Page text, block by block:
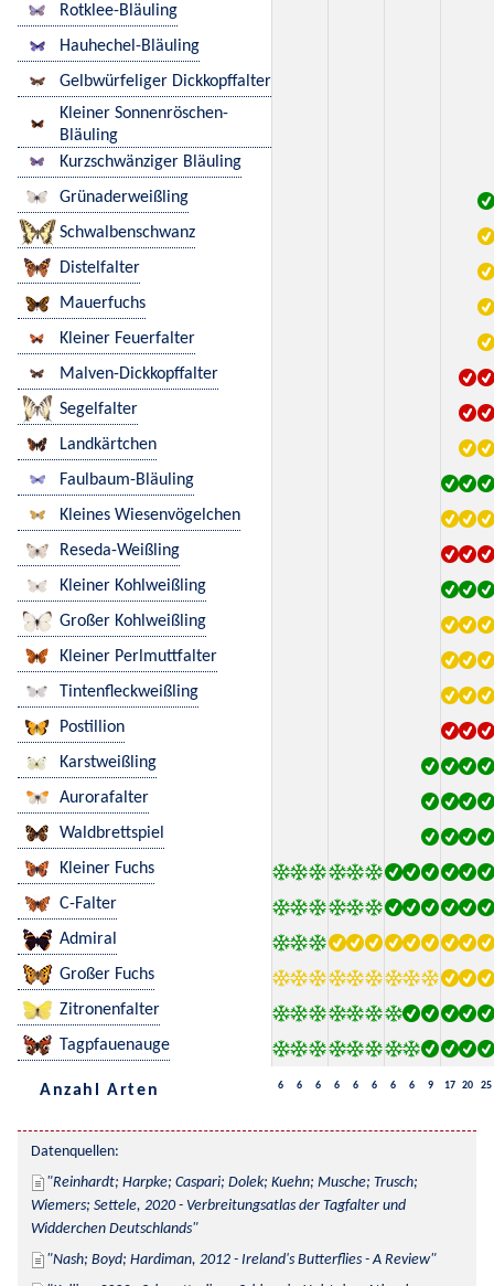
Rotklee-Bläuling
Hauhechel-Bläuling
Gelbwürfeliger Dickkopffalter
Kleiner Sonnenröschen-
Bläuling
Kurzschwänziger Bläuling
Grünaderweißling
Schwalbenschwanz
Distelfalter
Mauerfuchs
Kleiner Feuerfalter
Malven-Dickkopffalter
Segelfalter
Landkärtchen
Faulbaum-Bläuling
Kleines Wiesenvögelchen
Reseda-Weißling
Kleiner Kohlweißling
Großer Kohlweißling
Kleiner Perlmuttfalter
Tintenfleckweißling
Postillion
Karstweißling
Aurorafalter
Waldbrettspiel
Kleiner Fuchs
C-Falter
Admiral
Großer Fuchs
Zitronenfalter
Tagpfauenauge
Anzahl Arten 6 6 6 6 6 6 6 6 9 17 20 25
Datenquellen:
Reinhardt; Harpke; Caspari; Dolek; Kuehn; Musche; Trusch;
Wiemers; Settele, 2020 - Verbreitungsatlas der Tagfalter und
Widderchen Deutschlands
Nash; Boyd; Hardiman, 2012 - Ireland's Butterflies - A Review